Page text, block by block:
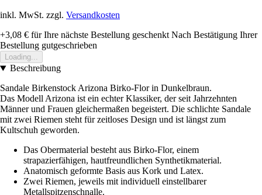
inkl. MwSt. zzgl. Versandkosten
+3,08 € für Ihre nächste Bestellung geschenkt Nach Bestätigung Ihrer
Bestellung gutgeschrieben
Loading...
Beschreibung
Sandale Birkenstock Arizona Birko-Flor in Dunkelbraun.
Das Modell Arizona ist ein echter Klassiker, der seit Jahrzehnten
Männer und Frauen gleichermaßen begeistert. Die schlichte Sandale
mit zwei Riemen steht für zeitloses Design und ist längst zum
Kultschuh geworden.
Das Obermaterial besteht aus Birko-Flor, einem
strapazierfähigen, hautfreundlichen Synthetikmaterial.
Anatomisch geformte Basis aus Kork und Latex.
Zwei Riemen, jeweils mit individuell einstellbarer
Metallspitzenschnalle.